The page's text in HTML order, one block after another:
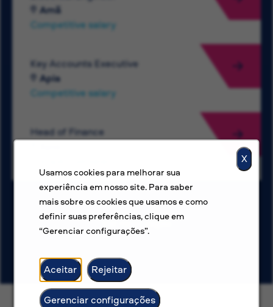
X
Usamos cookies para melhorar sua
experiência em nosso site. Para saber
mais sobre os cookies que usamos e como
definir suas preferências, clique em
“Gerenciar configurações”.
Aceitar Rejeitar
Gerenciar configurações
Amã
Competitive salary
Key Accounts Executive
Apia
Competitive salary
Head of Finance
Ver mais vagas